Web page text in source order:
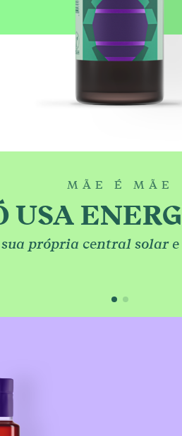
VINAGRE
MÃE É MÃE
USA
própria central solar e